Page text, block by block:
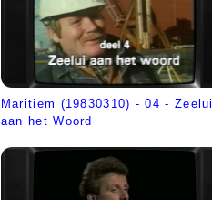
Maritiem (19830310) - 04 - Zeelui
aan het Woord